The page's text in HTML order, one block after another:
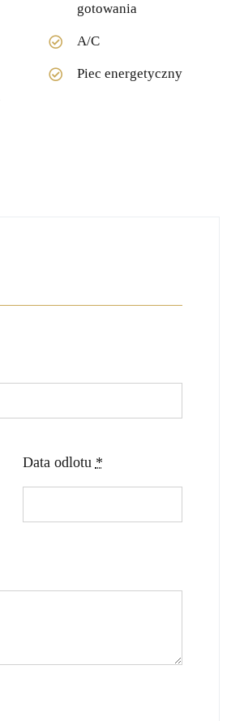
gotowania
A/C
Piec energetyczny
Data odlotu *